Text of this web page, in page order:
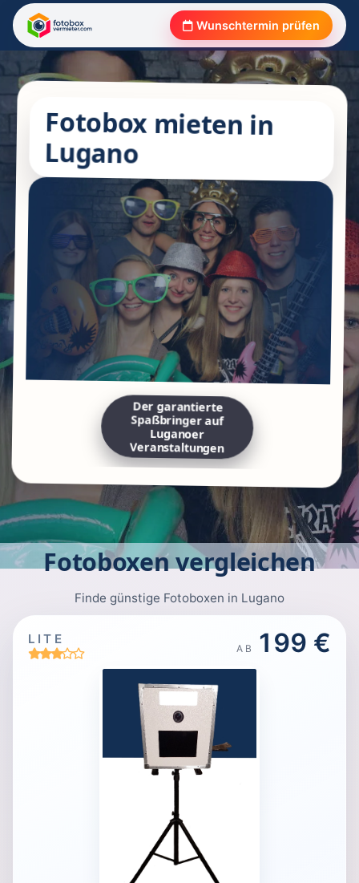
Wunschtermin prüfen
Fotobox mieten in
Lugano
Der garantierte
Spaßbringer auf
Luganoer
Veranstaltungen
Fotoboxen vergleichen
Finde günstige Fotoboxen in Lugano
LITE
AB 199 €